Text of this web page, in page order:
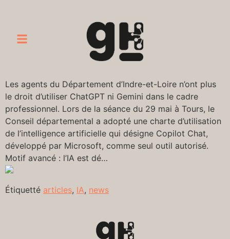
Les agents du Département d’Indre-et-Loire n’ont plus
le droit d’utiliser ChatGPT ni Gemini dans le cadre
professionnel. Lors de la séance du 29 mai à Tours, le
Conseil départemental a adopté une charte d’utilisation
de l’intelligence artificielle qui désigne Copilot Chat,
développé par Microsoft, comme seul outil autorisé.
Motif avancé : l’IA est dé…
Étiquetté articles, IA, news